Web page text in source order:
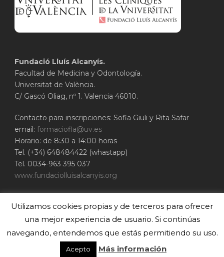
Fundació Lluís Alcanyís.
Facultad de Medicina y Odontología.
Universitat de València.
C/ Gascó Oliag, nº 1. Valencia 46010.
Contacto para inscripciones: Sofia Giuli y Rita Safar
email: formaciofla@uv.es
Horario: de 8:30 a 14:00 horas
Tel. (+34) 648484422 (whastapp)
Tel. 0034-963 395 037
www.fundaciolluisalcanyis.org
ValenciaUniversitat de València
www.adeituv.es
© 2020 Cirubuca
Utilizamos cookies propias y de terceros para ofrecer
una mejor experiencia de usuario. Si continúas
navegando, entendemos que estás permitiendo su uso.
Acepto Más información